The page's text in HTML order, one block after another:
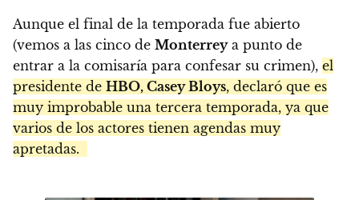
Aunque el final de la temporada fue abierto
(vemos a las cinco de Monterreya punto de
entrar a la comisaría para confesar su crimen), el
presidente de HBO, Casey Bloys, declaró que es
muy improbable una tercera temporada, ya que
varios de los actores tienen agendas muy
apretadas.